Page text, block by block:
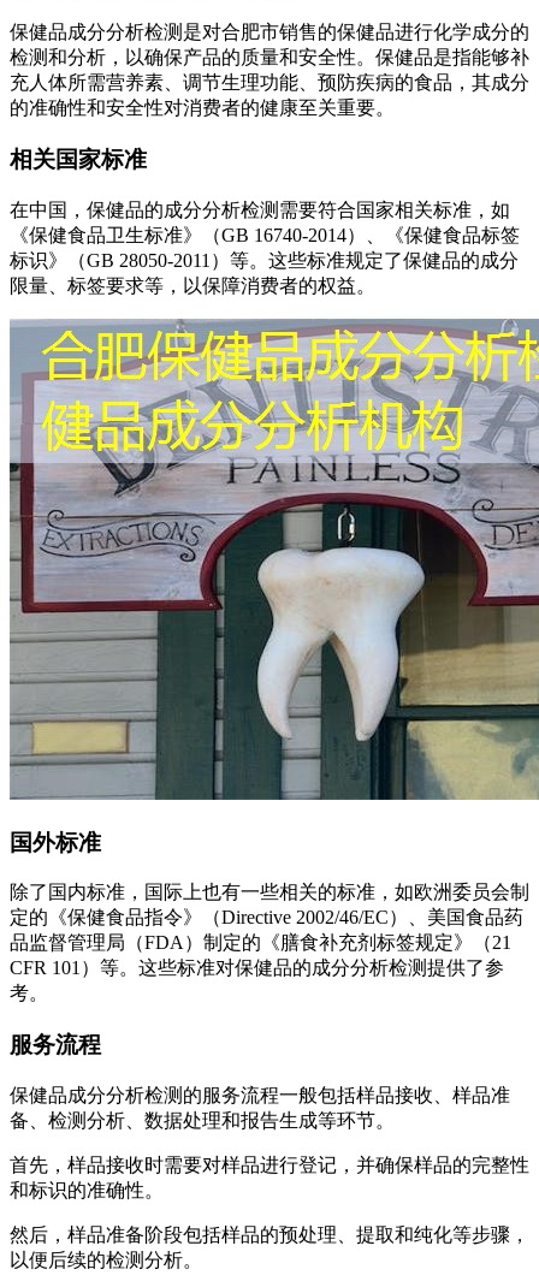
保健品成分分析检测是对合肥市销售的保健品进行化学成分的
检测和分析，以确保产品的质量和安全性。保健品是指能够补
充人体所需营养素、调节生理功能、预防疾病的食品，其成分
的准确性和安全性对消费者的健康至关重要。
相关国家标准
在中国，保健品的成分分析检测需要符合国家相关标准，如
《保健食品卫生标准》（GB 16740-2014）、《保健食品标签
标识》（GB 28050-2011）等。这些标准规定了保健品的成分
限量、标签要求等，以保障消费者的权益。
国外标准
除了国内标准，国际上也有一些相关的标准，如欧洲委员会制
定的《保健食品指令》（Directive 2002/46/EC）、美国食品药
品监督管理局（FDA）制定的《膳食补充剂标签规定》（21
CFR 101）等。这些标准对保健品的成分分析检测提供了参
考。
服务流程
保健品成分分析检测的服务流程一般包括样品接收、样品准
备、检测分析、数据处理和报告生成等环节。
首先，样品接收时需要对样品进行登记，并确保样品的完整性
和标识的准确性。
然后，样品准备阶段包括样品的预处理、提取和纯化等步骤，
以便后续的检测分析。